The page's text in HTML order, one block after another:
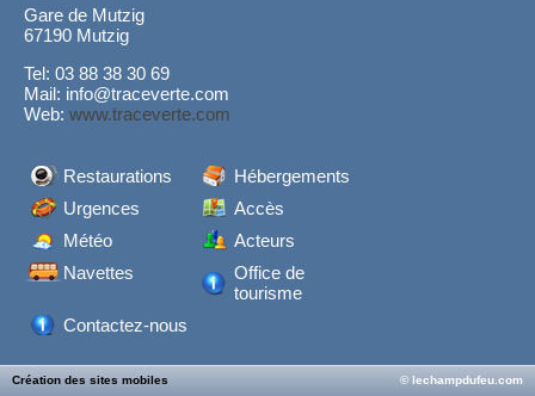
Gare de Mutzig
67190 Mutzig
Tel: 03 88 38 30 69
Mail: info@traceverte.com
Web: www.traceverte.com
Restaurations
Hébergements
Urgences
Accès
Météo
Acteurs
Navettes
Office de
tourisme
Contactez-nous
Création des sites mobiles © lechampdufeu.com